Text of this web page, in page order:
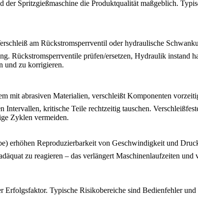
der Spritzgießmaschine die Produktqualität maßgeblich.
am Rückstromsperrventil oder hydraulische
Rückstromsperrventile prüfen/ersetzen, Hydraulik instand
und zu korrigieren.
mit abrasiven Materialien, verschleißt Komponenten
Intervallen, kritische Teile rechtzeitig tauschen.
Zyklen vermeiden.
erhöhen Reproduzierbarkeit von Geschwindigkeit und
zu reagieren – das verlängert Maschinenlaufzeiten und
Typische Risikobereiche sind Bedienfehler